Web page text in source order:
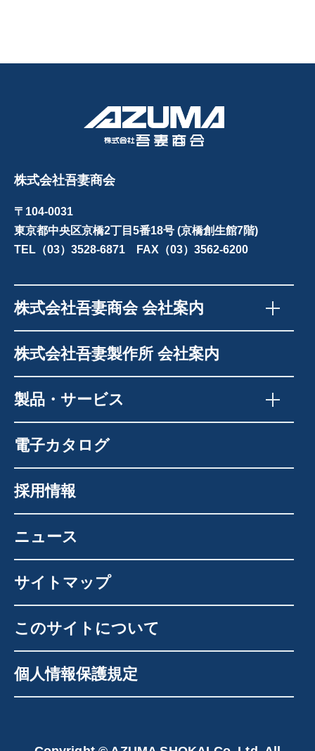
株式会社吾妻商会
〒104-0031
東京都中央区京橋2丁目5番18号 (京橋創生館7階)
TEL（03）3528-6871 FAX（03）3562-6200
株式会社吾妻商会 会社案内
株式会社吾妻製作所 会社案内
製品・サービス
電子カタログ
採用情報
ニュース
サイトマップ
このサイトについて
個人情報保護規定